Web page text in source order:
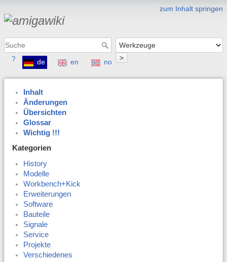
zum Inhalt springen
>
? de en no
Inhalt
Änderungen
Übersichten
Glossar
Wichtig !!!
Kategorien
History
Modelle
Workbench+Kick
Erweiterungen
Software
Bauteile
Signale
Service
Projekte
Verschiedenes